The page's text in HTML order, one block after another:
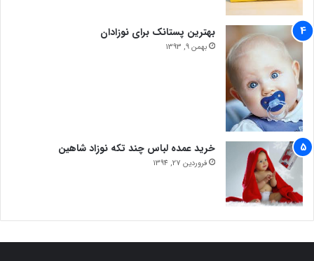
بهترین پستانک برای نوزادان
بهمن 9, 1393
خرید عمده لباس چند تکه نوزاد شاهین
فروردین 27, 1394